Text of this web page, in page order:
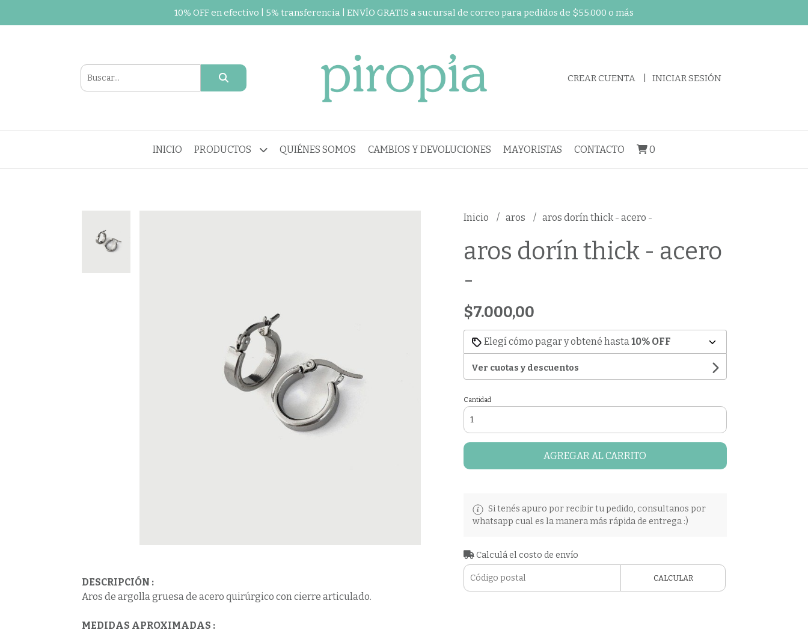
10% OFF en efectivo | 5% transferencia | ENVÍO GRATIS a sucursal de correo para pedidos de $55.000 o más
CREAR CUENTA INICIAR SESIÓN
INICIO PRODUCTOS QUIÉNES SOMOS CAMBIOS Y DEVOLUCIONES MAYORISTAS CONTACTO 0
DESCRIPCIÓN :
Aros de argolla gruesa de acero quirúrgico con cierre articulado.
MEDIDAS APROXIMADAS :
Inicio aros aros dorín thick - acero -
aros dorín thick - acero
-
$7.000,00
Elegí cómo pagar y obtené hasta10% OFF
Ver cuotas y descuentos
Cantidad
AGREGAR AL CARRITO
Si tenés apuro por recibir tu pedido, consultanos por
whatsapp cual es la manera más rápida de entrega :)
Calculá el costo de envío
CALCULAR